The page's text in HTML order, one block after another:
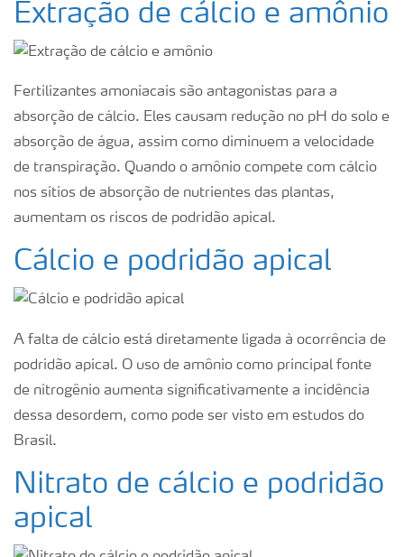
Extração de cálcio e amônio
Fertilizantes amoniacais são antagonistas para a
absorção de cálcio. Eles causam redução no pH do solo e
absorção de água, assim como diminuem a velocidade
de transpiração. Quando o amônio compete com cálcio
nos sítios de absorção de nutrientes das plantas,
aumentam os riscos de podridão apical.
Cálcio e podridão apical
A falta de cálcio está diretamente ligada à ocorrência de
podridão apical. O uso de amônio como principal fonte
de nitrogênio aumenta significativamente a incidência
dessa desordem, como pode ser visto em estudos do
Brasil.
Nitrato de cálcio e podridão
apical